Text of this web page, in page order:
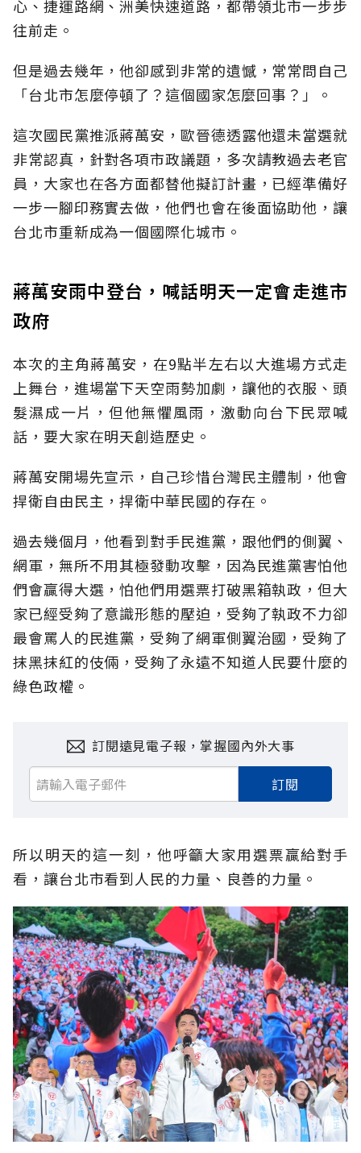
心、捷運路網、洲美快速道路，都帶領北市一步步
往前走。
但是過去幾年，他卻感到非常的遺憾，常常問自己
「台北市怎麼停頓了？這個國家怎麼回事？」。
這次國民黨推派蔣萬安，歐晉德透露他還未當選就
非常認真，針對各項市政議題，多次請教過去老官
員，大家也在各方面都替他擬訂計畫，已經準備好
一步一腳印務實去做，他們也會在後面協助他，讓
台北市重新成為一個國際化城市。
蔣萬安雨中登台，喊話明天一定會走進市
政府
本次的主角蔣萬安，在9點半左右以大進場方式走
上舞台，進場當下天空雨勢加劇，讓他的衣服、頭
髮濕成一片，但他無懼風雨，激動向台下民眾喊
話，要大家在明天創造歷史。
蔣萬安開場先宣示，自己珍惜台灣民主體制，他會
捍衛自由民主，捍衛中華民國的存在。
過去幾個月，他看到對手民進黨，跟他們的側翼、
網軍，無所不用其極發動攻擊，因為民進黨害怕他
們會贏得大選，怕他們用選票打破黑箱執政，但大
家已經受夠了意識形態的壓迫，受夠了執政不力卻
最會罵人的民進黨，受夠了網軍側翼治國，受夠了
抹黑抹紅的伎倆，受夠了永遠不知道人民要什麼的
綠色政權。
訂閱遠見電子報，掌握國內外大事
訂閱
所以明天的這一刻，他呼籲大家用選票贏給對手
看，讓台北市看到人民的力量、良善的力量。